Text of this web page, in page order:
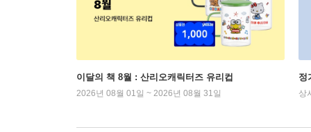
이달의 책 8월 : 산리오캐릭터즈 유리컵
2026년 08월 01일 ~ 2026년 08월 31일
정
상